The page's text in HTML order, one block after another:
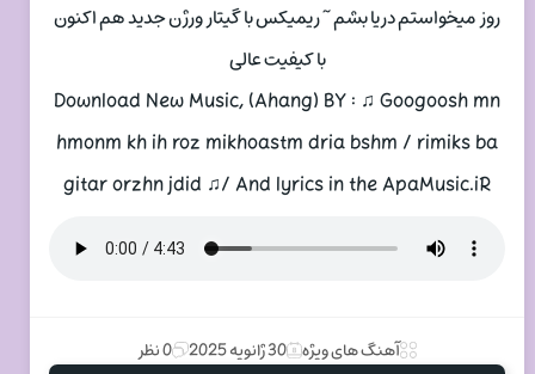
روز میخواستم دریا بشم ~ ریمیکس با گیتار ورژن جدید هم اکنون
با کیفیت عالی
Download New Music, (Ahang) BY : ♫ Googoosh mn
hmonm kh ih roz mikhoastm dria bshm / rimiks ba
gitar orzhn jdid ♫/ And lyrics in the ApaMusic.iR
آهنگ های ویژه 30 ژانویه 2025 0 نظر